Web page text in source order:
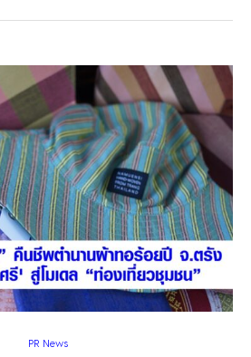
PR News